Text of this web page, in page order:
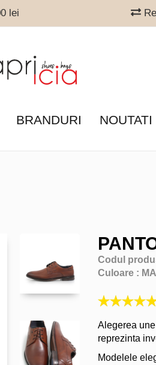
lei
BRANDURI NOUTATI
Codul
Culoare :
Alegerea
reprezinta
Modelele